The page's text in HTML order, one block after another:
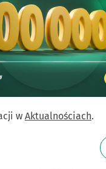
w Aktualnościach.